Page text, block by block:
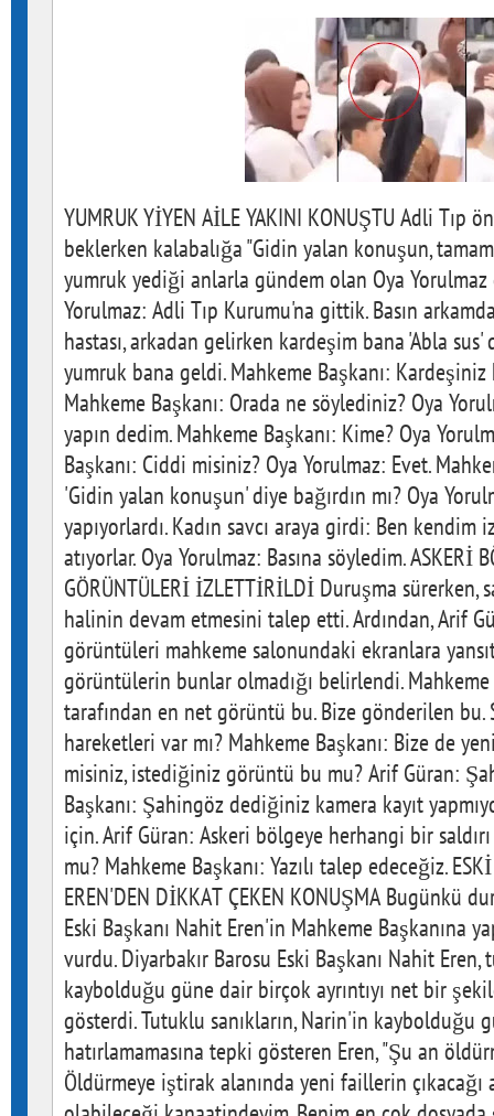
YUMRUK YİYEN AİLE YAKINI KONUŞTU Adli Tıp önünde Narin'in cenazesini beklerken kalabalığa "Gidin yalan konuşun, tamam mı" diye bağırdıktan sonra yumruk yediği anlarla gündem olan Oya Yorulmaz da ifade verdi: Oya Yorulmaz: Adli Tıp Kurumu'na gittik. Basın arkamdan geliyordu. Annem şeker hastası, arkadan gelirken kardeşim bana 'Abla sus' dedi, kafamı böyle yaparken yumruk bana geldi. Mahkeme Başkanı: Kardeşiniz kim? Oya Yorulmaz: Taner... Mahkeme Başkanı: Orada ne söylediniz? Oya Yorulmaz: Gidin yalan haber yapın dedim. Mahkeme Başkanı: Kime? Oya Yorulmaz: Basına. Mahkeme Başkanı: Ciddi misiniz? Oya Yorulmaz: Evet. Mahkeme Başkanı: Tekrarlıyorum, 'Gidin yalan konuşun' diye bağırdın mı? Oya Yorulmaz: Evet, çünkü yalan haber yapıyorlardı. Kadın savcı araya girdi: Ben kendim izledim, sana yumruk atıyorlar. Oya Yorulmaz: Basına söyledim. ASKERİ BÖLGEYE AİT KAMERA GÖRÜNTÜLERİ İZLETTİRİLDİ Duruşma sürerken, savcı 4 sanığın tutukluluk halinin devam etmesini talep etti. Ardından, Arif Güran'ın işaret ettiği Dara-2 görüntüleri mahkeme salonundaki ekranlara yansıtıldı. Güran'ın istediği görüntülerin bunlar olmadığı belirlendi. Mahkeme Başkanı: İddia makamı tarafından en net görüntü bu. Bize gönderilen bu. Sanık avukatı: Araç hareketleri var mı? Mahkeme Başkanı: Bize de yeni geldi. Arif Güran, emin misiniz, istediğiniz görüntü bu mu? Arif Güran: Şahingöz… Mahkeme Başkanı: Şahingöz dediğiniz kamera kayıt yapmıyor, anlık izleniyor müdahale için. Arif Güran: Askeri bölgeye herhangi bir saldırı olsa orada kayıtlı olmuyor mu? Mahkeme Başkanı: Yazılı talep edeceğiz. ESKİ BARO BAŞKANI NAHİT EREN'DEN DİKKAT ÇEKEN KONUŞMA Bugünkü duruşmada, Diyarbakır Barosu Eski Başkanı Nahit Eren'in Mahkeme Başkanına yaptığı konuşma damgasını vurdu. Diyarbakır Barosu Eski Başkanı Nahit Eren, tüm sanıkların Narin'in kaybolduğu güne dair birçok ayrıntıyı net bir şekilde hatırlamamasına tepki gösterdi. Tutuklu sanıkların, Narin'in kaybolduğu güne dair pek çok ayrıntıyı hatırlamamasına tepki gösteren Eren, "Şu an öldürmekten 4 sanık var. Öldürmeye iştirak alanında yeni faillerin çıkacağı anlamında eklemeler olabileceği kanaatindeyim. Benim en çok dosyada şaşırdığım konu şu; belki hayatınızın en değerlisini kaybediyorsunuz ve dönüp baktığınızda o günü ilmik ilmik hatırlarsınız. 'Ben o gün ne yaptım?' deriz" ifadelerini kullandı. Mahkeme başkanının ayakta, elleri bağlı bir şekilde dinlediği Nahit Eren konuşmasına şöyle devam etti: "Narin'in daha erken bir iddianame ile faillerinin getirilmesini maalesef yaşayamadık. Köydeki çevredeki şüpheler keşke daha erken fark edilebilseydi. Bir şekilde gecikti. Ama dediğim gibi, hayatlarında hiçbir şekilde unutmayacakları, saniye saniye söylemeleri gereken Narin'in çevresinin ifadeleri bir günü bir günlerine uymuyor. "BENİ BİR ŞALLA SUÇLADIRLAR" Bugün görülen duruşmada Mahkeme Başkanı Anne Yüksel Güran'a "Görüntüleri izledin neler söylemek istersin?" diye sordu. Mahkeme Başkanı'nın sorusu üzerine ifade veren anne Yüksel Güran, "Şu anda dünyada en acılı ve en mağdur anne benim. Beni bir şalla suçladılar" dedi. Anne Güran ifadesine şöyle devam etti: Güran ailesini limon gibi sıkıyorlar, herkes bizi kandırıyor. Nevzat o gün damımdaydı bizi dinliyordu, kızım Kur'an Kursuna gideceğini biliyordu. Kızımın acısını unuttum, namusumun derdine düştüm. Herkes elini vicdanına koysun. Beni öldürün ama siz bu iftiralarla nasıl hesap vereceksiniz. Ben anneyim, bir çocuğum mezarda bir çocuğumu katil olarak suçluyorlar. Bizi öldürdünüz, bizi mahvettiniz. Biz katilsek bizi asın. Ben kızımın cenazesine dahi katılamadım. Güran ailesi Allah'tan daha mı büyük? Yüksel Güran'ın ifadesinin ardından baba Arif Güran'ın ağlayarak ve haykırarak salon dışına çıktığı öğrenildi. BAKANLIK AVUKATINA GÖRE CİNAYETTEKİ KİLİT İSİM ENES GÜRAN Bugün görülen duruşmada, Aile ve Sosyal Hizmetler Bakanlığı'na bağlı avukattan tutuklu sanık Enes Güran ile ilgili dikkat çeken bir açıklama geldi. Avukat, Narin cinayetinde kilit noktanın Enes Güran olduğunu düşündüklerinin altını çizerek, "Kilit isim Enes Güran. Kardeşleriyle görüşmeleri var. Eren Güran'a, 'Abicim kimseyle konuşma' diyor. Bu görüşmelerin yayınlanması hukuka aykırı olsa da, ben bunu delil olarak kabul ederim. Şüphelinin gözlerinde morlukların ilk olarak mısır tarlasında olduğunu söylüyor. Ancak kaç gün geçmiş? Dolayısıyla kilit noktanın Enes Güran olduğunu düşünüyoruz." ifadelerini kullandı. "OLAY AİLE İÇERİSİNDE GERÇEKLEŞTİ VE SAKLANIYOR" Bakanlığa bağlı avukatın duruşmadaki diğer ifadeleri ise şöyle oldu: Narin kızımızın öldürülmesindeki maddi gerçeğin ortaya çıkması herkes için önemlidir. Tüm sanıklardan şikayetçiyiz. İmam Recep Kaya, Devran Güran, İsa Kaya, İbrahim Kaya, ve yaşı küçük iki kız çocuğun da ifadelerinin alınması gerek. Bu olayın aile içerisinde gerçekleştiği ve saklandığı görülmektedir. Nitekim alacak verecek meselesinde bir sorun olmadığı belirlenmiştir. Tutukluluk hallerinin devamına ve sanıkların üst sınırdan cezalandırılmalarını talep ediyoruz. "YÜKSEL GÜRAN KIZININ ÖLDÜĞÜNDEN EMİN, OĞLUNU KORUMA ÇABASINDA" Enes Güran'da diş içi ve gözünde morluklar görülüyor ama maalesef diş izinde ayrım yapılamıyor. Salim Güran'ın aracı inceleniyor, aracın şoför koltuğunda oturma kısmında DNA tespit ediliyor. Bunlar tespit edilince amca Salim Güran tutuklanıyor. 6 gün sonra Narin kızımızın bedeni bulunuyor. Yüksel Güran, kızının öldüğünden gayet emin, oğlu Enes'i ise koruma çabasında. Bunlar benim beyanım değil, jandarma tutanaklarına dayanan verilerdir. AĞABEY ENES GÜRAN AĞLAYARAK SAVUNMA YAPTI Duruşmada Narin'in tutuklu ağabeyi Enes Güran, huzura çağrıldı. Enes Güran, savunmasında gözyaşlarını tutamadı. Mahkeme Başkanının Enes Güran'a söyleyeceklerini sorması üzerine, "İfadelerde çelişkiden bahsediyorlar ama jandarmada bana işkence yapan bile bu mahkemede bana bakıyor. Benim annemin videosunu izletip gülüyorlardı. Etmedikleri hakaret kalmadı. Kardeşimi gelinlikle gördüm rüyamda. Ceset bulunduğu zaman neden bize bunu yaptılar? Ağladığım tek işi ağabeyimdi" dedi. Bu sırada Arif Güran, ağlayarak salondan ayrıldı. Yüksel Güran ise başındaki eşarbı çıkararak, basın mensuplarına yönelik, 'Bunu da gösterin' dedi. "YILLARCA CEZAEVİNE ATIN, BENİ NARİN'İMLE SUÇLAMAYIN" Ardından devam eden Enes Güran, "Amcanla annen arasında ilişki var mı diye soruyorlar. Jandarmada bizi her daim ezdiler. Kolumdaki ısırık izini gösterdim. 'Narin mi ısırdı' dediler. 'Annen öldü, baban öldü' dediler bana. Bana sahte avukat getirdiler. 'Sen yapmışsan itiraf